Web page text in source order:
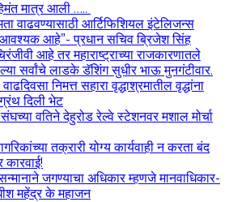
मात्र आली …..
वाढवण्यासाठी आर्टिफिशियल इंटेलिजन्स
आहे”- प्रधान सचिव ब्रिजेश सिंह
आहे तर महाराष्ट्राच्या राजकारणातले
सर्वांचे लाडके डॅशिंग सुधीर भाऊ मुनगंटीवार.
निमत्त सहारा वृद्धाश्रमातील वृद्धांना
दिली भेट
वतिने देहुरोड रेल्वे स्टेशनवर मशाल मोर्चा
तक्रारी योग्य कार्यवाही न करता बंद
जगण्याचा अधिकार म्हणजे मानवाधिकार-
महेंद्र के महाजन